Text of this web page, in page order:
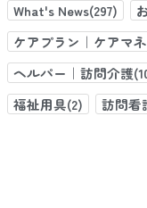
What's News(297)
ケアプラン｜ケアマ
ヘルパー｜訪問介護
福祉用具(2)
訪問看